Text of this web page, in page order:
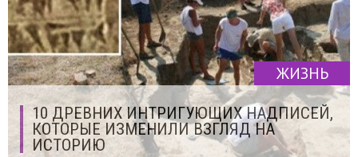
ЖИЗНЬ
10 ДРЕВНИХ ИНТРИГУЮЩИХ НАДПИСЕЙ,
КОТОРЫЕ ИЗМЕНИЛИ ВЗГЛЯД НА
ИСТОРИЮ